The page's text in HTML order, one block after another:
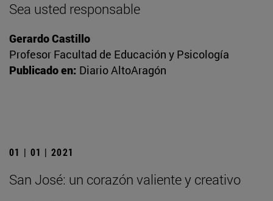
Sea usted responsable
Gerardo Castillo
Profesor Facultad de Educación y Psicología
Publicado en: Diario AltoAragón
01 | 01 | 2021
San José: un corazón valiente y creativo